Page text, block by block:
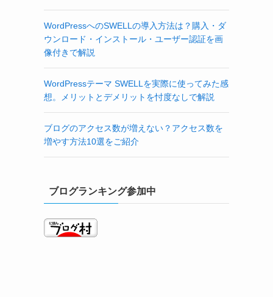
WordPressへのSWELLの導入方法は？購入・ダ
ウンロード・インストール・ユーザー認証を画
像付きで解説
WordPressテーマ SWELLを実際に使ってみた感
想。メリットとデメリットを忖度なしで解説
ブログのアクセス数が増えない？アクセス数を
増やす方法10選をご紹介
ブログランキング参加中